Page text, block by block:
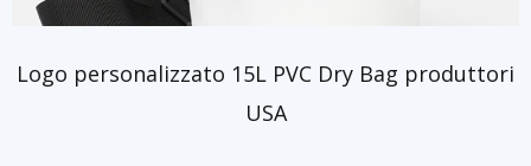
Logo personalizzato 15L PVC Dry Bag produttori
USA